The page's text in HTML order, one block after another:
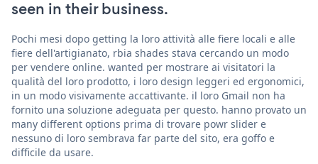
seen in their business.
Pochi mesi dopo getting la loro attività alle fiere locali e alle
fiere dell'artigianato, rbia shades stava cercando un modo
per vendere online. wanted per mostrare ai visitatori la
qualità del loro prodotto, i loro design leggeri ed ergonomici,
in un modo visivamente accattivante. il loro Gmail non ha
fornito una soluzione adeguata per questo. hanno provato un
many different options prima di trovare powr slider e
nessuno di loro sembrava far parte del sito, era goffo e
difficile da usare.